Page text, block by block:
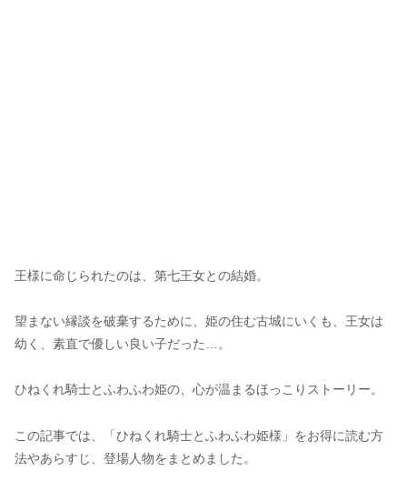
王様に命じられたのは、第七王女との結婚。
望まない縁談を破棄するために、姫の住む古城にいくも、王女は
幼く、素直で優しい良い子だった…。
ひねくれ騎士とふわふわ姫の、心が温まるほっこりストーリー。
この記事では、「ひねくれ騎士とふわふわ姫様」をお得に読む方
法やあらすじ、登場人物をまとめました。